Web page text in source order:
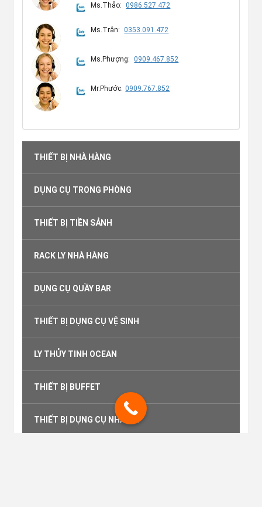
Ms.Thảo: 0986.527.472
Ms.Trân: 0353.091.472
Ms.Phượng: 0909.467.852
Mr.Phước: 0909.767.852
THIẾT BỊ NHÀ HÀNG
DỤNG CỤ TRONG PHÒNG
THIẾT BỊ TIỀN SẢNH
RACK LY NHÀ HÀNG
DỤNG CỤ QUẦY BAR
THIẾT BỊ DỤNG CỤ VỆ SINH
LY THỦY TINH OCEAN
THIẾT BỊ BUFFET
THIẾT BỊ DỤNG CỤ NHÀ BẾP